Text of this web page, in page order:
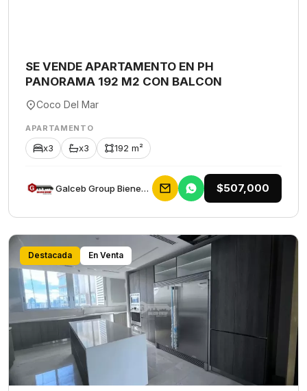
SE VENDE APARTAMENTO EN PH
PANORAMA 192 M2 CON BALCON
Coco Del Mar
APARTAMENTO
x3 x3 192 m²
Galceb Group Bienes Raices $507,000
Destacada En Venta